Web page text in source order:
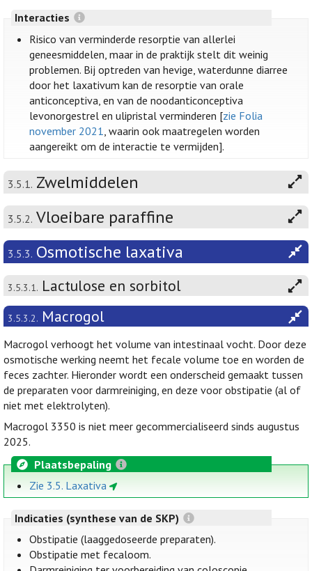
Interacties
Risico van verminderde resorptie van allerlei
geneesmiddelen, maar in de praktijk stelt dit weinig
problemen. Bij optreden van hevige, waterdunne diarree
door het laxativum kan de resorptie van orale
anticonceptiva, en van de noodanticonceptiva
levonorgestrel en ulipristal verminderen [zie Folia
november 2021, waarin ook maatregelen worden
aangereikt om de interactie te vermijden].
3.5.1. Zwelmiddelen
3.5.2. Vloeibare paraffine
3.5.3. Osmotische laxativa
3.5.3.1. Lactulose en sorbitol
3.5.3.2. Macrogol
Macrogol verhoogt het volume van intestinaal vocht. Door deze
osmotische werking neemt het fecale volume toe en worden de
feces zachter. Hieronder wordt een onderscheid gemaakt tussen
de preparaten voor darmreiniging, en deze voor obstipatie (al of
niet met elektrolyten).
Macrogol 3350 is niet meer gecommercialiseerd sinds augustus
2025.
Plaatsbepaling
Zie 3.5. Laxativa
Indicaties (synthese van de SKP)
Obstipatie (laaggedoseerde preparaten).
Obstipatie met fecaloom.